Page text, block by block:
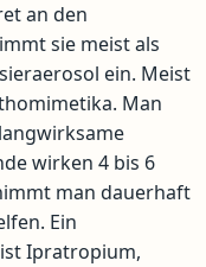
an den
sie meist als
ein. Meist
Man
wirken 4 bis 6
man dauerhaft
Ein
Ipratropium,